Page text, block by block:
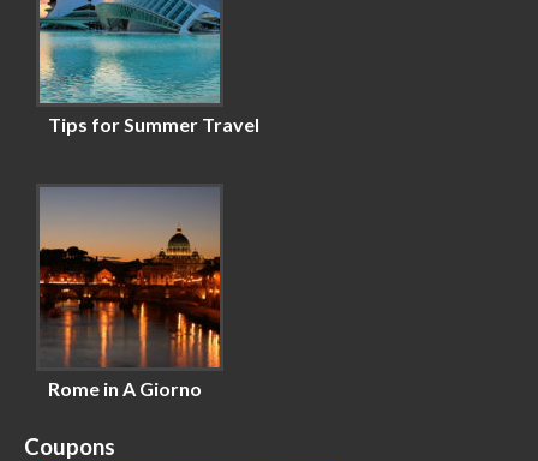
Tips for Summer Travel
Rome in A Giorno
Coupons